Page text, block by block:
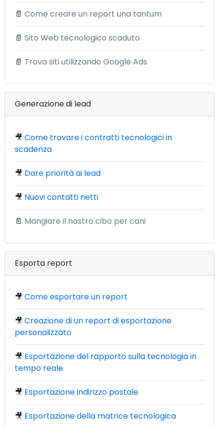
📄 Come creare un report una tantum
📄 Sito Web tecnologico scaduto
📄 Trova siti utilizzando Google Ads
Generazione di lead
🎥 Come trovare i contratti tecnologici in
scadenza
🎥 Dare priorità ai lead
🎥 Nuovi contatti netti
📄 Mangiare il nostro cibo per cani
Esporta report
🎥 Come esportare un report
🎥 Creazione di un report di esportazione
personalizzato
🎥 Esportazione del rapporto sulla tecnologia in
tempo reale
🎥 Esportazione indirizzo postale
🎥 Esportazione della matrice tecnologica